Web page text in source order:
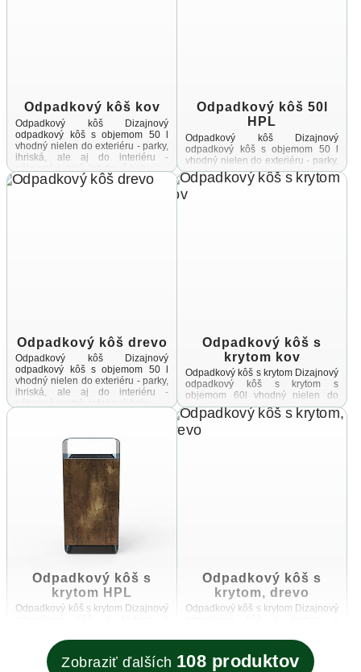
Odpadkový kôš kov
Odpadkový kôš Dizajnový
odpadkový kôš s objemom 50 l
vhodný nielen do exteriéru - parky,
ihriská, ale aj do interiéru -
nákupné centrá, letiskové haly ...
Odpadkový kôš 50l
HPL
Odpadkový kôš Dizajnový
odpadkový kôš s objemom 50 l
vhodný nielen do exteriéru - parky,
ihriská, ale aj do interiéru -
nákupné centrá, letiskové haly ...
Odpadkový kôš drevo
Odpadkový kôš Dizajnový
odpadkový kôš s objemom 50 l
vhodný nielen do exteriéru - parky,
ihriská, ale aj do interiéru -
nákupné centrá, letiskové haly ...
Odpadkový kôš s
krytom kov
Odpadkový kôš s krytom Dizajnový
odpadkový kôš s krytom s
objemom 60l vhodný nielen do
exteriéru - parky, ihriská, ale aj do
interiéru - nákupné ...
Odpadkový kôš s
krytom HPL
Odpadkový kôš s krytom Dizajnový
exteriéru - parky, ihriská, ale aj do
interiéru - nákupné ...
Odpadkový kôš s
krytom, drevo
Odpadkový kôš s krytom Dizajnový
exteriéru - parky, ihriská, ale aj do
interiéru - nákupné ...
Zobraziť ďalších 108 produktov